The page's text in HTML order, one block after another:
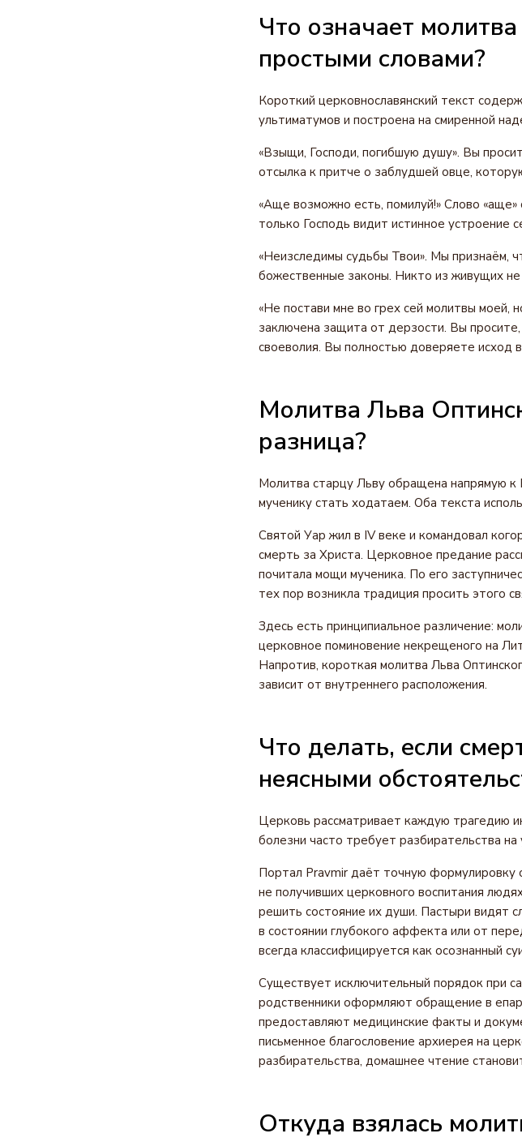
Что означает
простыми словами?
Короткий церковнославянский текст
ультиматумов и построена на смиренной
«Взыщи, Господи, погибшую душу». Вы
отсылка к притче о заблудшей овце,
«Аще возможно есть, помилуй!» Слово «аще»
только Господь видит истинное устроение
«Неизследимы судьбы Твои». Мы признаём,
божественные законы. Никто из живущих не
«Не постави мне во грех сей молитвы моей,
заключена защита от дерзости. Вы
своеволия. Вы полностью доверяете исход
Молитва Льва
разница?
Молитва старцу Льву обращена напрямую
мученику стать ходатаем. Оба текста
Святой Уар жил в IV веке и командовал
смерть за Христа. Церковное предание
почитала мощи мученика. По его
тех пор возникла традиция просить этого
Здесь есть принципиальное различение:
церковное поминовение некрещеного на
Напротив, короткая молитва Льва
зависит от внутреннего расположения.
Что делать, если
неясными
Церковь рассматривает каждую трагедию
болезни часто требует разбирательства на
Портал Pravmir даёт точную формулировку
не получивших церковного воспитания
решить состояние их души. Пастыри видят
в состоянии глубокого аффекта или от
всегда классифицируется как осознанный
Существует исключительный порядок при
родственники оформляют обращение в
предоставляют медицинские факты и
письменное благословение архиерея на
разбирательства, домашнее чтение
Откуда взялась